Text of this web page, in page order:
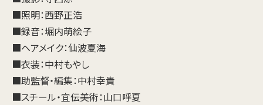
■照明：西野正浩
■録音：堀内萌絵子
■ヘアメイク：仙波夏海
■衣装：中村もやし
■助監督・編集：中村幸貴
■スチール・宜伝美術：山口呼夏